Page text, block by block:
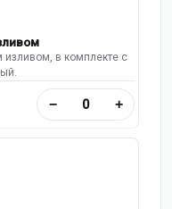
в комплекте с
− +